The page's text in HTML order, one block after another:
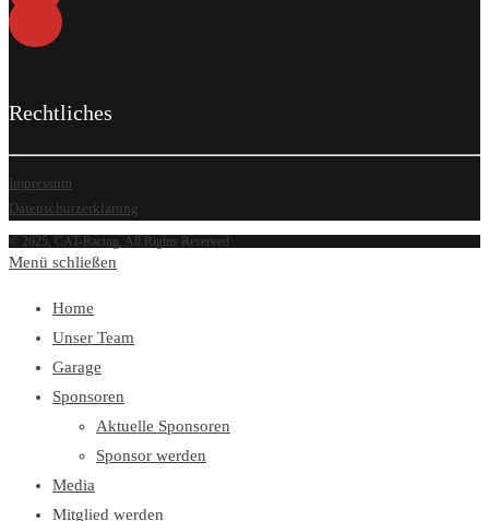
Rechtliches
Impressum
Datenschutzerklärung
© 2025, CAT-Racing, All Rights Reserved
Menü schließen
Home
Unser Team
Garage
Sponsoren
Aktuelle Sponsoren
Sponsor werden
Media
Mitglied werden